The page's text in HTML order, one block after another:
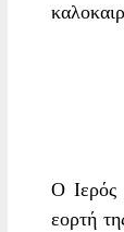
Ο Ιερός
εορτή